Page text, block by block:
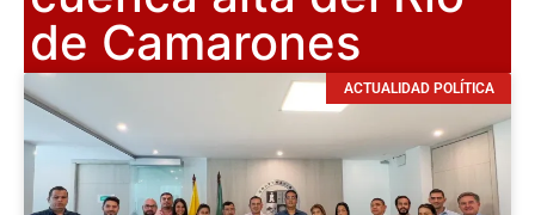
de Camarones
ACTUALIDAD POLÍTICA